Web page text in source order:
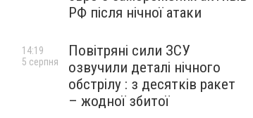
РФ після нічної атаки
Повітряні сили ЗСУ
озвучили деталі нічного
обстрілу : з десятків ракет
– жодної збитої
14:19
5 серпня